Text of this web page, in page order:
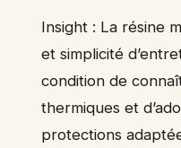
Insight : La résine
et simplicité
condition de
thermiques et
protections